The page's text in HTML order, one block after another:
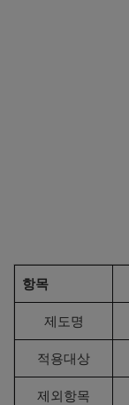
항목
제도명
적용대상
제외항목